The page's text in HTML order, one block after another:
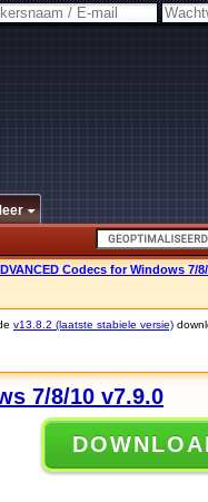
Codecs for Windows 7/
v13.8.2 (laatste stabiele versie)
7/8/10 v7.9.0